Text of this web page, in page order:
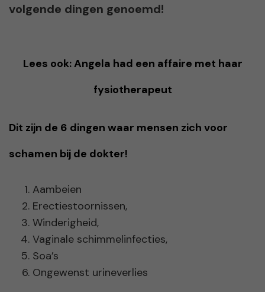
volgende dingen genoemd!
Lees ook: Angela had een affaire met haar
fysiotherapeut
Dit zijn de 6 dingen waar mensen zich voor
schamen bij de dokter!
Aambeien
Erectiestoornissen,
Winderigheid,
Vaginale schimmelinfecties,
Soa’s
Ongewenst urineverlies